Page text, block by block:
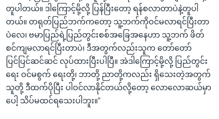
တူပါတယ်။ ဒါကြောင့်မို့လို့ ပြန်ပြီးတော့ ရန်စလာတာပဲနဲ့တူပါ
တယ်။ တရုတ်ပြည်ဘက်ကတော့ သူ့ဘက်ကိုဝင်မလာရင်ပြီးတာ
ပဲလေ၊ ဗမာပြည်ရဲ့ပြည်တွင်းစစ်အခြေအနေဟာ သူ့ဘက် ဖိတ်
စင်ကျမလာရင်ပြီးတာပဲ၊ ဒီအတွက်လည်းသူက တော်တော်
ပြင်ပြင်ဆင်ဆင် လုပ်ထားပြီးပါပြီ။ အဲဒါကြောင့်မို့လို့ ပြည်တွင်း
ရေး ဝင်မစွက် ရေးတို့၊ ဘာတို့ ညာတို့ကလည်း ရှိသေးတဲ့အတွက်
သူတို့ ဒီထက်ပိုပြီး ပါဝင်လာနိုင်တယ်လို့တော့ လောလောဆယ်မှာ
ပေါ့ သိပ်မထင်ရသေးပါဘူး။”